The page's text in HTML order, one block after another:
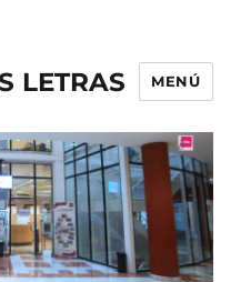
LETRAS MENÚ